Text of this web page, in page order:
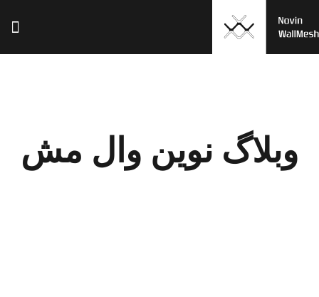
وبلاگ نوین وال مش